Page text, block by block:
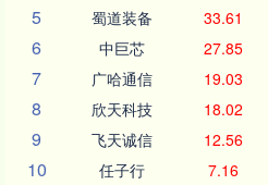
5 蜀道装备 33.61
6 中巨芯 27.85
7 广哈通信 19.03
8 欣天科技 18.02
9 飞天诚信 12.56
10 任子行 7.16